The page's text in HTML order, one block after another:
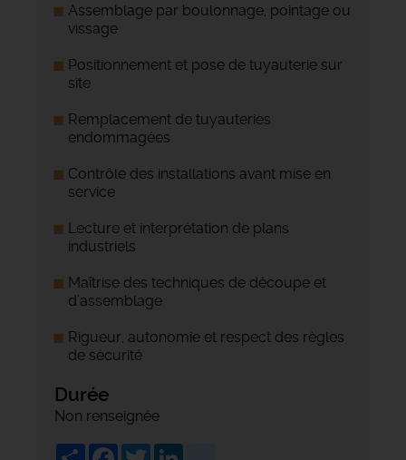
Assemblage par boulonnage, pointage ou
vissage
Positionnement et pose de tuyauterie sur
site
Remplacement de tuyauteries
endommagées
Contrôle des installations avant mise en
service
Lecture et interprétation de plans
industriels
Maîtrise des techniques de découpe et
d’assemblage
Rigueur, autonomie et respect des règles
de sécurité
Durée
Non renseignée
ShareFacebook
Twitter